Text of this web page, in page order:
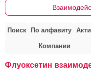
Поиск По алфавиту
Компании
Флуоксетин